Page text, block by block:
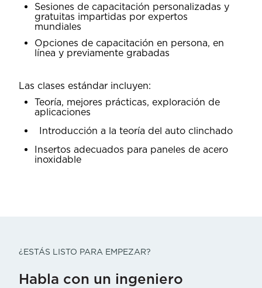
Sesiones de capacitación personalizadas y
gratuitas impartidas por expertos
mundiales
Opciones de capacitación en persona, en
línea y previamente grabadas
Las clases estándar incluyen:
Teoría, mejores prácticas, exploración de
aplicaciones
Introducción a la teoría del auto clinchado
Insertos adecuados para paneles de acero
inoxidable
¿ESTÁS LISTO PARA EMPEZAR?
Habla con un ingeniero